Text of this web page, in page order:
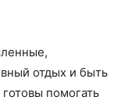
отдых и быть
помогать